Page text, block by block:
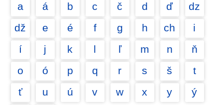
a á b c č d ď
dz
dž
e é f g h ch
i
í
j k l ľ m n
ň
o
ó p q r s š
t
ť
u ú v w x y
ý